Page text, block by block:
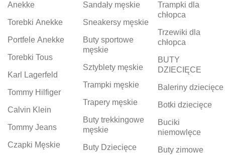
Anekke
Torebki Anekke
Portfele Anekke
Torebki Tous
Karl Lagerfeld
Tommy Hilfiger
Calvin Klein
Tommy Jeans
Czapki Męskie
Sandały męskie
Sneakersy męskie
Buty sportowe
męskie
Sztyblety męskie
Trampki męskie
Trapery męskie
Buty trekkingowe
męskie
Buty Dziecięce
Trampki dla
chłopca
Trzewiki dla
chłopca
BUTY
DZIECIĘCE
Baleriny dziecięce
Botki dziecięce
Buciki
niemowlęce
Buty zimowe